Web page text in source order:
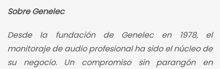
Sobre Genelec
Desde la fundación de Genelec en 1978, el
monitoraje de audio profesional ha sido el núcleo de
su negocio. Un compromiso sin parangón en